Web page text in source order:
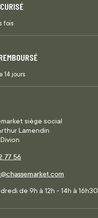
fois
14 jours
siège social
Lamendin
77 56
de 9h à 12h - 14h à 16h30